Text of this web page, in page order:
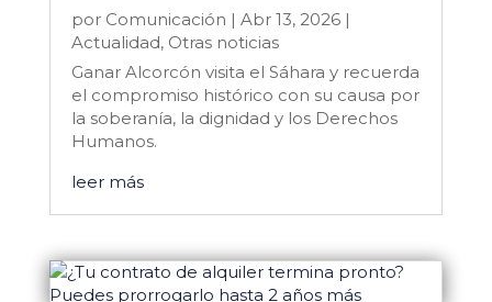
por Comunicación | Abr 13, 2026|
Actualidad, Otras noticias
Ganar Alcorcón visita el Sáhara y recuerda
el compromiso histórico con su causa por
la soberanía, la dignidad y los Derechos
Humanos.
leer más